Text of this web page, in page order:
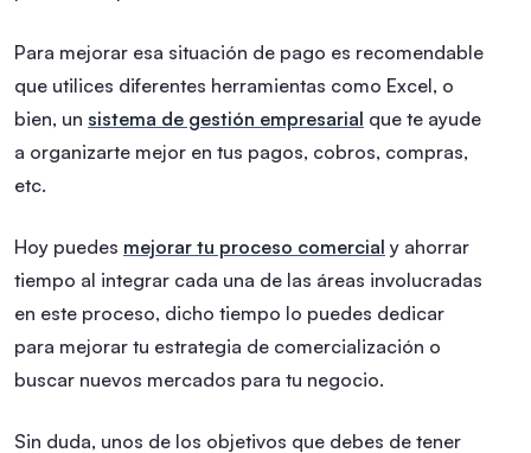
Para mejorar esa situación de pago es recomendable
que utilices diferentes herramientas como Excel, o
bien, un sistema de gestión empresarial que te ayude
a organizarte mejor en tus pagos, cobros, compras,
etc.
Hoy puedes mejorar tu proceso comercial y ahorrar
tiempo al integrar cada una de las áreas involucradas
en este proceso, dicho tiempo lo puedes dedicar
para mejorar tu estrategia de comercialización o
buscar nuevos mercados para tu negocio.
Sin duda, unos de los objetivos que debes de tener